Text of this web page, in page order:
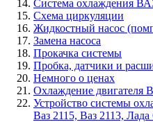
Система охлаждения
Схема циркуляции
Жидкостный насос
Замена насоса
Прокачка системы
Пробка, датчики и
Немного о ценах
Охлаждение двигателя
Устройство системы
Ваз 2115, Ваз 2113, Лада